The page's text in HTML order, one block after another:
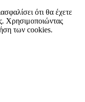
ότι θα έχετε
Χρησιμοποιώντας
των cookies.